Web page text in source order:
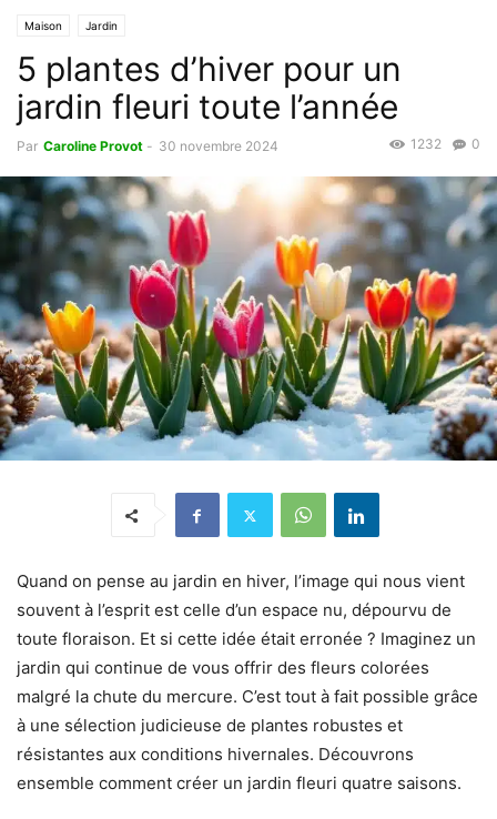
Maison Jardin
5 plantes d’hiver pour un
jardin fleuri toute l’année
Par Caroline Provot - 30 novembre 2024 0
1232
Quand on pense au jardin en hiver, l’image qui nous vient
souvent à l’esprit est celle d’un espace nu, dépourvu de
toute floraison. Et si cette idée était erronée ? Imaginez un
jardin qui continue de vous offrir des fleurs colorées
malgré la chute du mercure. C’est tout à fait possible grâce
à une sélection judicieuse de plantes robustes et
résistantes aux conditions hivernales. Découvrons
ensemble comment créer un jardin fleuri quatre saisons.